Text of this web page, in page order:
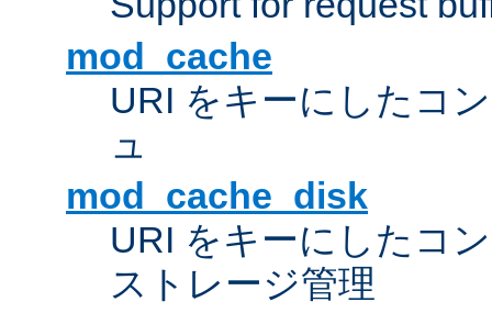
mod_cache
URI をキーにしたコ
ュ
mod_cache_disk
URI をキーにしたコ
ストレージ管理